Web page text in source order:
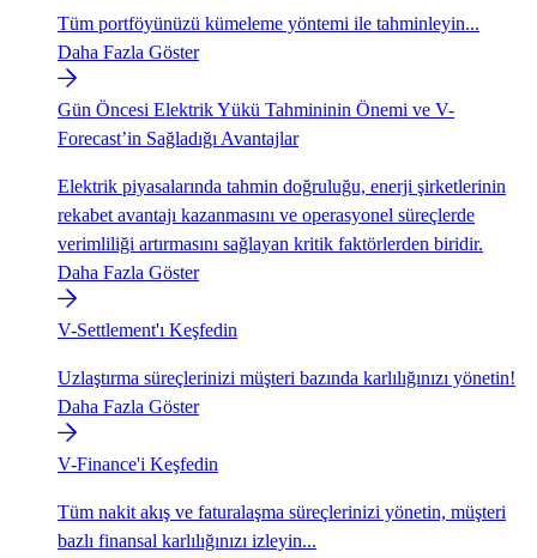
Tüm portföyünüzü kümeleme yöntemi ile tahminleyin...
Daha Fazla Göster
Gün Öncesi Elektrik Yükü Tahmininin Önemi ve V-
Forecast’in Sağladığı Avantajlar
Elektrik piyasalarında tahmin doğruluğu, enerji şirketlerinin
rekabet avantajı kazanmasını ve operasyonel süreçlerde
verimliliği artırmasını sağlayan kritik faktörlerden biridir.
Daha Fazla Göster
V-Settlement'ı Keşfedin
Uzlaştırma süreçlerinizi müşteri bazında karlılığınızı yönetin!
Daha Fazla Göster
V-Finance'i Keşfedin
Tüm nakit akış ve faturalaşma süreçlerinizi yönetin, müşteri
bazlı finansal karlılığınızı izleyin...